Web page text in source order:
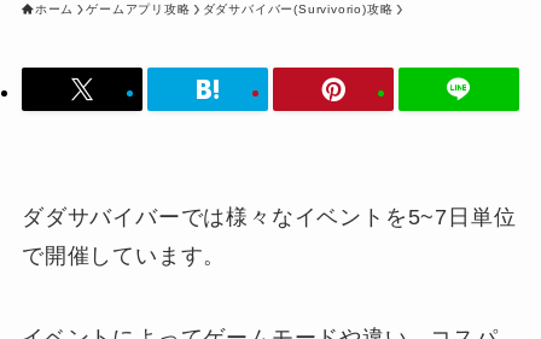
ホーム ゲームアプリ攻略 ダダサバイバー(Survivorio)攻略
ダダサバイバーでは様々なイベントを5~7日単位
で開催しています。